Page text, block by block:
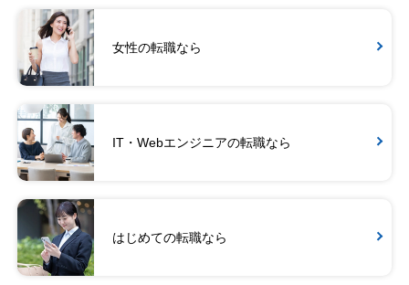
女性の転職なら
IT・Webエンジニアの転職なら
はじめての転職なら